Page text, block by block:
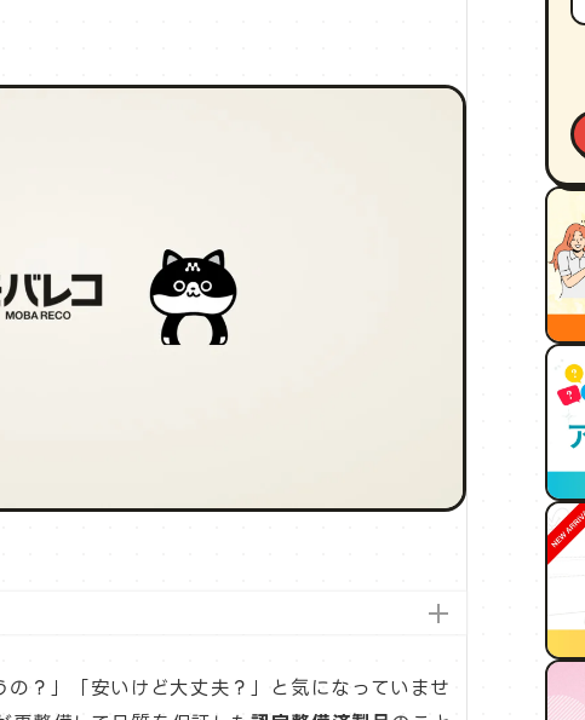
？」「安いけど大丈夫？」と気になっていませ